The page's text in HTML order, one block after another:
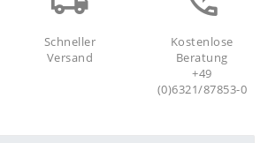
Schneller
Versand
Kostenlose
Beratung
+49
(0)6321/87853-0